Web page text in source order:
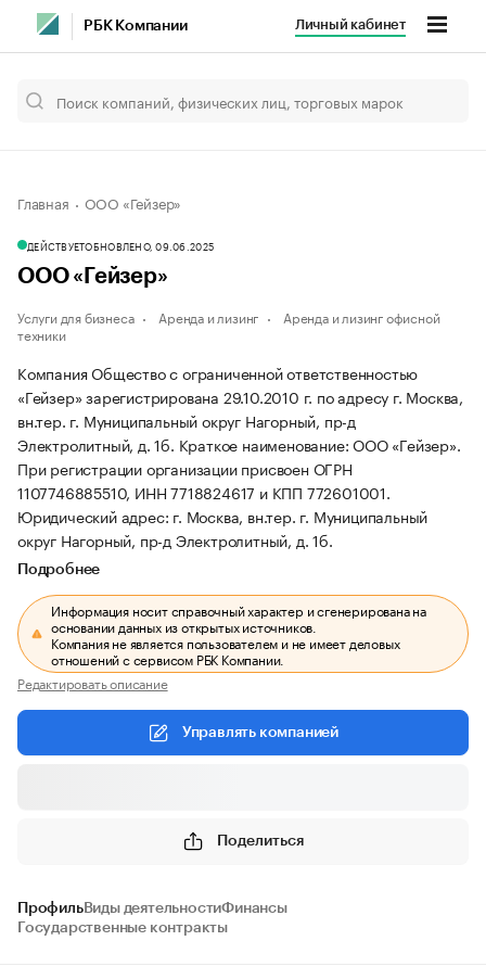
РБК Компании Личный кабинет
Главная ООО «Гейзер»
ДЕЙСТВУЕТОБНОВЛЕНО, 09.06.2025
ООО «Гейзер»
Услуги для бизнеса Аренда и лизинг
Аренда и лизинг офисной
техники
Компания Общество с ограниченной ответственностью
«Гейзер» зарегистрирована 29.10.2010 г. по адресу г. Москва,
вн.тер. г. Муниципальный округ Нагорный, пр-д
Электролитный, д. 1б. Краткое наименование: ООО «Гейзер».
При регистрации организации присвоен ОГРН
1107746885510, ИНН 7718824617 и КПП 772601001.
Юридический адрес: г. Москва, вн.тер. г. Муниципальный
округ Нагорный, пр-д Электролитный, д. 1б.
Подробнее
Информация носит справочный характер и сгенерирована на
основании данных из открытых источников.
Компания не является пользователем и не имеет деловых
отношений с сервисом РБК Компании.
Редактировать описание
Управлять компанией
Поделиться
ПрофильВиды деятельностиФинансы
Государственные контракты